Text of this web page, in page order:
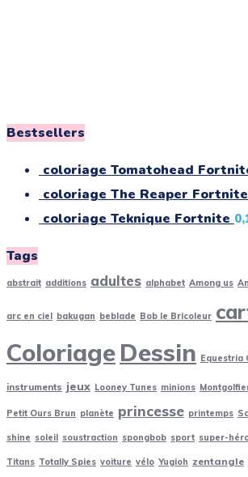
Bestsellers
coloriage Tomatohead
coloriage The Reaper Fortnite
coloriage Teknique Fortnite
Tags
abstrait additions adultes alphabet Among us
arc en ciel bakugan beblade Bob le Bricoleur
ColoriageDessin Equestria
instruments jeux Looney Tunes minions
Petit Ours Brun planète princesse printemps
shine soleil soustraction spongbob sport super-
Titans Totally Spies voiture vélo Yugioh zentangle